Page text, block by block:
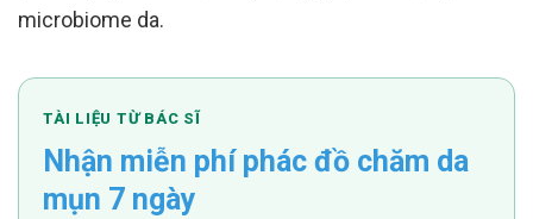
microbiome da.
TÀI LIỆU TỪ BÁC SĨ
Nhận miễn phí phác đồ chăm da
mụn 7 ngày